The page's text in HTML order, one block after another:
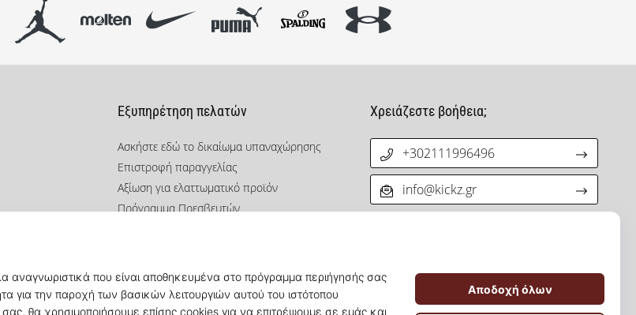
Εξυπηρέτηση πελατών
Ασκήστε εδώ το δικαίωμα υπαναχώρησης
Επιστροφή παραγγελίας
Αξίωση για ελαττωματικό προϊόν
Πρόγραμμα Πρεσβευτών
Βρείτε το σωστό μέγεθος
Επικοινωνία
Συχνές ερωτήσεις
Χρειάζεστε βοήθεια;
+302111996496
info@kickz.gr